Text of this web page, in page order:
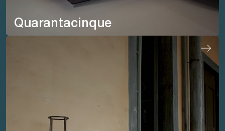
Quarantacinque